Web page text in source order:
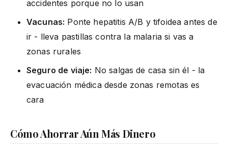
accidentes porque no lo usan
Vacunas: Ponte hepatitis A/B y tifoidea antes de
ir - lleva pastillas contra la malaria si vas a
zonas rurales
Seguro de viaje: No salgas de casa sin él - la
evacuación médica desde zonas remotas es
cara
Cómo Ahorrar Aún Más Dinero